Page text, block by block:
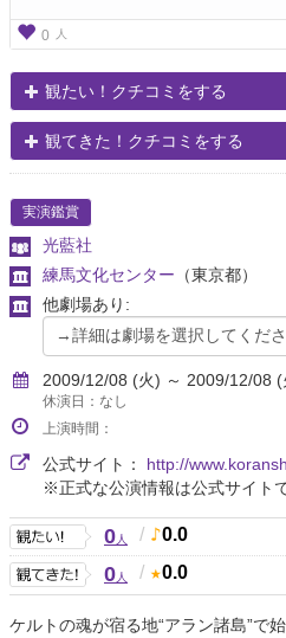
0 人
観たい！クチコミをする
観てきた！クチコミをする
実演鑑賞
光藍社
練馬文化センター （東京都）
他劇場あり:
2009/12/08 (火) ～ 2009/12/08 (
休演日：なし
上演時間：
公式サイト： http://
※正式な公演情報は公式サイト
0人 / 0.0
0人 / 0.0
ケルトの魂が宿る地“アラン諸島”で始